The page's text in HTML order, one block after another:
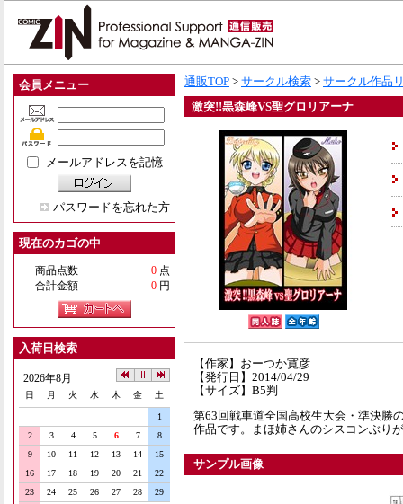
会員メニュー
メールアドレスを記憶
パスワードを忘れた方
現在のカゴの中
商品点数 0 点
合計金額
0 円
入荷日検索
2026年8月
日 月 火 水 木 金 土
1
2
3 4 5 6 7
8
9
10 11 12 13 14
15
16
17 18 19 20 21
22
23
24 25 26 27 28
29
通販TOP > サークル検索 > サークル作品
激突!!黒森峰VS聖グロリアーナ
【作家】おーつか寛彦
【発行日】2014/04/29
【サイズ】B5判
第63回戦車道全国高校生大会・準決勝
作品です。まほ姉さんのシスコンぶり
サンプル画像